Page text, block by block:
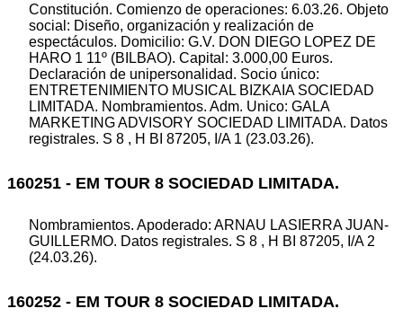
Constitución. Comienzo de operaciones: 6.03.26. Objeto
social: Diseño, organización y realización de
espectáculos. Domicilio: G.V. DON DIEGO LOPEZ DE
HARO 1 11º (BILBAO). Capital: 3.000,00 Euros.
Declaración de unipersonalidad. Socio único:
ENTRETENIMIENTO MUSICAL BIZKAIA SOCIEDAD
LIMITADA. Nombramientos. Adm. Unico: GALA
MARKETING ADVISORY SOCIEDAD LIMITADA. Datos
registrales. S 8 , H BI 87205, I/A 1 (23.03.26).
160251 - EM TOUR 8 SOCIEDAD LIMITADA.
Nombramientos. Apoderado: ARNAU LASIERRA JUAN-
GUILLERMO. Datos registrales. S 8 , H BI 87205, I/A 2
(24.03.26).
160252 - EM TOUR 8 SOCIEDAD LIMITADA.